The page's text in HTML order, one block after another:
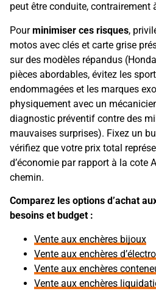
peut être conduite, contrairement
Pourminimiser ces risques,
motos avec clés et carte grise
sur des modèles répandus
pièces abordables, évitez les
endommagées et les marques
physiquement avec un
diagnostic préventif contre des
mauvaises surprises). Fixez un
vérifiez que votre prix total
d’économie par rapport à la cote
chemin.
Comparez les options d’achat
besoins et budget :
Vente aux enchères bijoux
Vente aux enchères
Vente aux enchères
Vente aux enchères